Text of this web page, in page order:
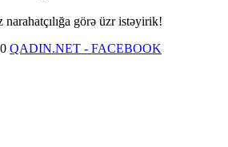
görə üzr istəyirik!
QADIN.NET - FACEBOOK